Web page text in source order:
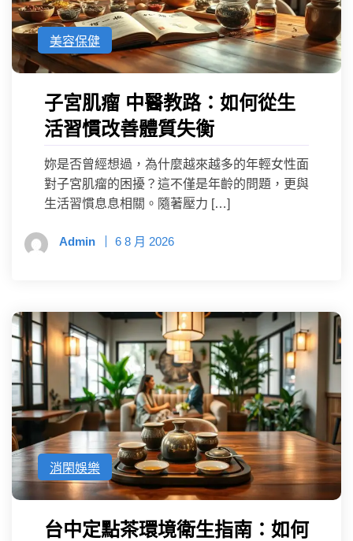
美容保健
子宮肌瘤 中醫教路：如何從生
活習慣改善體質失衡
妳是否曾經想過，為什麼越來越多的年輕女性面
對子宮肌瘤的困擾？這不僅是年齡的問題，更與
生活習慣息息相關。隨著壓力 […]
Admin 6 8 月 2026
消閑娛樂
台中定點茶環境衛生指南：如何